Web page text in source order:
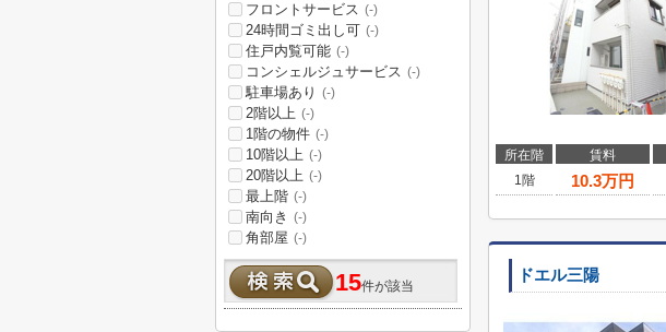
所在階 賃料
1階
10.3万円
ドエル三陽
フロントサービス (-)
24時間ゴミ出し可 (-)
住戸内覧可能 (-)
コンシェルジュサービス (-)
駐車場あり (-)
2階以上 (-)
1階の物件 (-)
10階以上 (-)
20階以上 (-)
最上階 (-)
南向き (-)
角部屋 (-)
15件が該当